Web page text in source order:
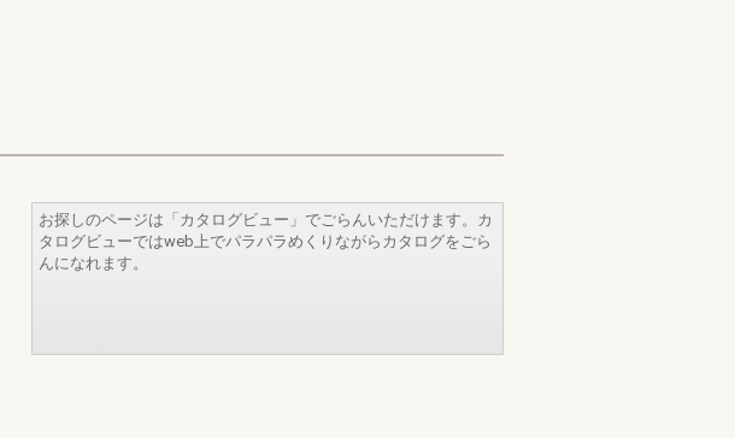
お探しのページは「カタログビュー」でごらんいただけます。カ
タログビューではweb上でパラパラめくりながらカタログをごら
んになれます。